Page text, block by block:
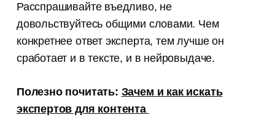
Расспрашивайте въедливо, не
довольствуйтесь общими словами. Чем
конкретнее ответ эксперта, тем лучше он
сработает и в тексте, и в нейровыдаче.
Полезно почитать: Зачем и как искать
экспертов для контента